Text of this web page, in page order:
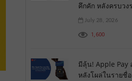
คึกคัก หลังครบวง
July 28, 2026
1,600
มีลุ้น! Apple Pay
หลังโผล่ในรายชื่